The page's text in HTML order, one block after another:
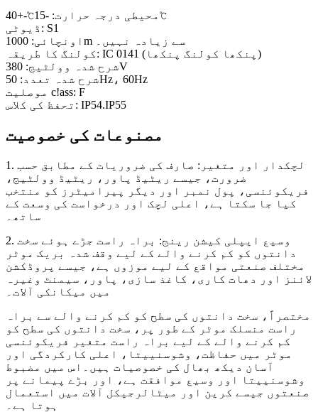
محیطی درجہ حرارت: -15℃-+40℃
ڈیوٹی: S1
اونچائی: 1000m سے زیادہ نہیں۔
کولنگ کا طریقہ: IC 0141 (پنکھا کولنگ پنکھا)
شرح شدہ وولٹیج: 380V
شرح شدہ تعدد: 50Hz، 60Hz
موصلیت c!ass: F
تحفظ کی کلاس: IP54.IP55
مصنوعات کی خصوصیت
1. لچکدار اور متغیر: صارف کی ضروریات کے مطابق حسب
ضرورت، جیسے ریٹیڈ پاور، ریٹیڈ وولٹیج،
فریکوئنسی، پول نمبر اور دیگر پیرامیٹرز کو منتخب
کیا جا سکتا ہے، اعلی لچک اور درخواست کی وسعت کے
ساتھ۔
2. وسیع ایپلی کیشن رینج: براہ راست جڑے ہوئے سخت
دانتوں کو کم کرنے والے کے لیے وقف شدہ بریک موٹر
مختلف صنعتی مواقع کے لیے موزوں ہے، جیسے پروڈکشن
لائنز اور دھات کاری، کاغذ سازی، پاور، سیمنٹ وغیرہ
میں میکانکی آلات۔
مختصراً، سخت دانتوں کی سطح کو کم کرنے والے سے براہ
راست منسلک موٹر کے طور پر، سخت دانتوں کی سطح کو
کم کرنے والے کے لیے براہ راست متغیر فریکوئنسی
موٹر میں حفاظت، وشوسنییتا، اعلی کارکردگی اور
آسان دیکھ بھال کی خصوصیات ہیں۔اس میں مضبوط
وشوسنییتا اور وسیع موافقت ہے، اور بڑے پیمانے پر
صنعتوں جیسے کرین اور میٹالرجیکل آلات میں استعمال
ہوتا ہے۔